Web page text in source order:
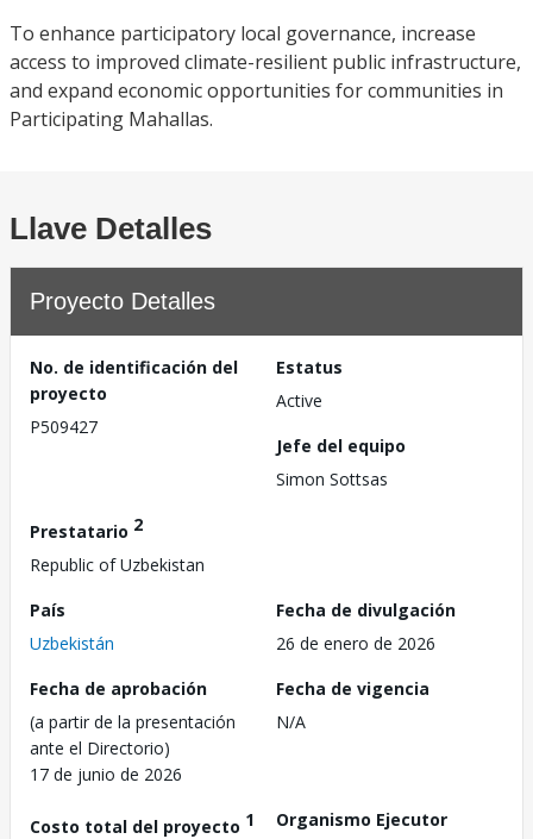
To enhance participatory local governance, increase
access to improved climate-resilient public infrastructure,
and expand economic opportunities for communities in
Participating Mahallas.
Llave Detalles
Proyecto Detalles
No. de identificación del
proyecto
P509427
Estatus
Active
Jefe del equipo
Simon Sottsas
Prestatario 2
Republic of Uzbekistan
País
Uzbekistán
Fecha de divulgación
26 de enero de 2026
Fecha de aprobación
(a partir de la presentación
ante el Directorio)
17 de junio de 2026
Fecha de vigencia
N/A
Costo total del proyecto 1
Organismo Ejecutor